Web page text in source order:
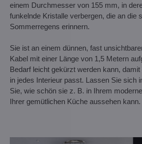
einem Durchmesser von 155 mm, in
funkelnde Kristalle verbergen, die an die
Sommerregens erinnern.
Sie ist an einem dünnen, fast
Kabel mit einer Länge von 1,5 Metern
Bedarf leicht gekürzt werden kann,
in jedes Interieur passt. Lassen Sie sich
Sie, wie schön sie z. B. in Ihrem
Ihrer gemütlichen Küche aussehen kann.